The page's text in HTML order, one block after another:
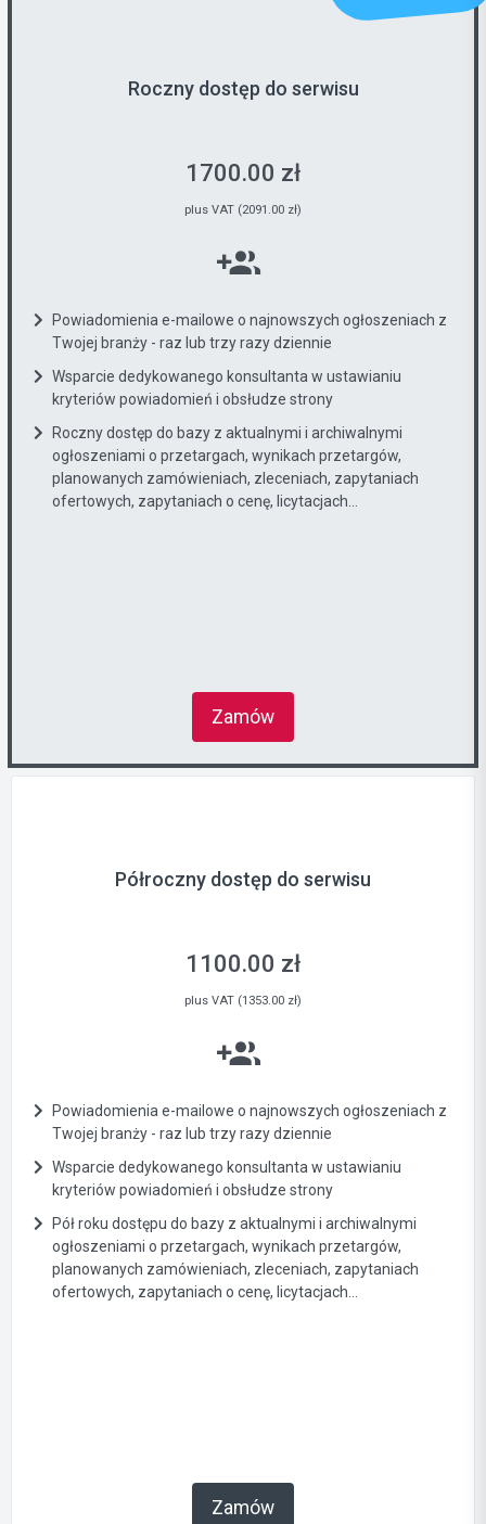
Roczny dostęp do serwisu
1700.00 zł
plus VAT (2091.00 zł)
Powiadomienia e-mailowe o najnowszych ogłoszeniach z
Twojej branży - raz lub trzy razy dziennie
Wsparcie dedykowanego konsultanta w ustawianiu
kryteriów powiadomień i obsłudze strony
Roczny dostęp do bazy z aktualnymi i archiwalnymi
ogłoszeniami o przetargach, wynikach przetargów,
planowanych zamówieniach, zleceniach, zapytaniach
ofertowych, zapytaniach o cenę, licytacjach...
Zamów
Półroczny dostęp do serwisu
1100.00 zł
plus VAT (1353.00 zł)
Powiadomienia e-mailowe o najnowszych ogłoszeniach z
Twojej branży - raz lub trzy razy dziennie
Wsparcie dedykowanego konsultanta w ustawianiu
kryteriów powiadomień i obsłudze strony
Pół roku dostępu do bazy z aktualnymi i archiwalnymi
ogłoszeniami o przetargach, wynikach przetargów,
planowanych zamówieniach, zleceniach, zapytaniach
ofertowych, zapytaniach o cenę, licytacjach...
Zamów